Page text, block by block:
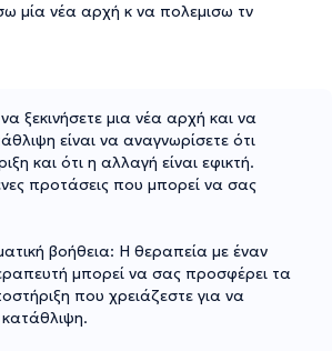
μία νέα αρχή κ να πολεμισω τν
ξεκινήσετε μια νέα αρχή και να
είναι να αναγνωρίσετε ότι
και ότι η αλλαγή είναι εφικτή.
προτάσεις που μπορεί να σας
βοήθεια: Η θεραπεία με έναν
μπορεί να σας προσφέρει τα
που χρειάζεστε για να
κατάθλιψη.